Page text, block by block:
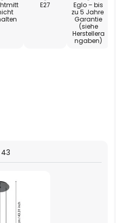
E27
Eglo – bis
zu 5 Jahre
Garantie
(siehe
Herstellera
ngaben)
43